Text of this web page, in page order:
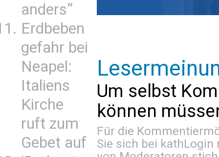
anders“
Erdbeben
gefahr bei
Neapel:
Italiens
Kirche
ruft zum
Gebet auf
Um selbst
können
Für die
Sie sich bei kathLogin